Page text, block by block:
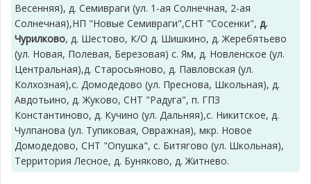
Весенняя), д. Семивраги (ул. 1-ая Солнечная, 2-ая
Солнечная),НП "Новые Семивраги",СНТ "Сосенки", д.
Чурилково, д. Шестово, К/О д. Шишкино, д. Жеребятьево
(ул. Новая, Полевая, Березовая) с. Ям, д. Новленское (ул.
Центральная),д. Старосьяново, д. Павловская (ул.
Колхозная),с. Домодедово (ул. Преснова, Школьная), д.
Авдотьино, д. Жуково, СНТ "Радуга", п. ГПЗ
Константиново, д. Кучино (ул. Дальняя),с. Никитское, д.
Чулпанова (ул. Тупиковая, Овражная), мкр. Новое
Домодедово, СНТ "Опушка", с. Битягово (ул. Школьная),
Территория Лесное, д. Буняково, д. Житнево.